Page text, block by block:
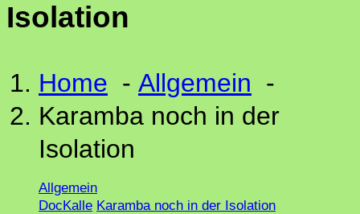
Isolation
Home - Allgemein -
Karamba noch in der
Isolation
Allgemein
DocKalle Karamba noch in der Isolation